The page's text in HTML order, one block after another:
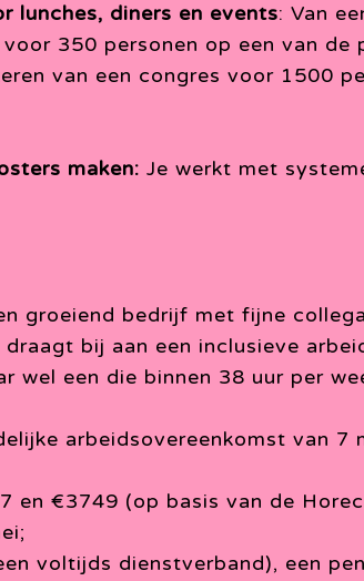
lunches, diners en events: Van
350 personen op een van de
van een congres voor 1500
maken: Je werkt met
groeiend bedrijf met fijne
bij aan een inclusieve
wel een die binnen 38 uur per
arbeidsovereenkomst van 7
en €3749 (op basis van de
voltijds dienstverband), een